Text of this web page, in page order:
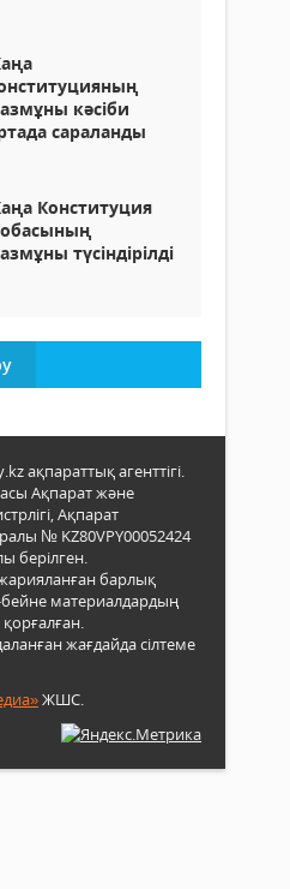
кәсіби
сараланды
Конституция
түсіндірілді
ақпараттық агенттігі.
Ақпарат және
Ақпарат
№ KZ80VPY00052424
берілген.
барлық
материалдардың
жағдайда сілтеме
ЖШС.